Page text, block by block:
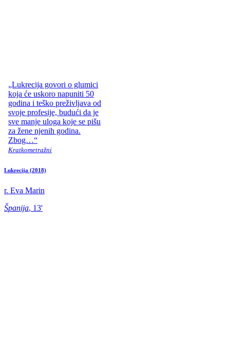
„Lukrecija govori o glumici
koja će uskoro napuniti 50
godina i teško preživljava od
svoje profesije, budući da je
sve manje uloga koje se pišu
za žene njenih godina.
Zbog…“
Kratkometražni
Lukrecija (2018)
r. Eva Marin
Španija, 13'